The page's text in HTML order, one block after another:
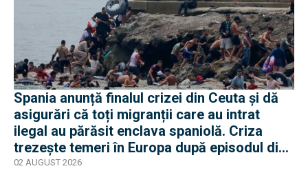
Spania anunță finalul crizei din Ceuta și dă
asigurări că toți migranții care au intrat
ilegal au părăsit enclava spaniolă. Criza
trezește temeri în Europa după episodul din
2015
02 AUGUST 2026